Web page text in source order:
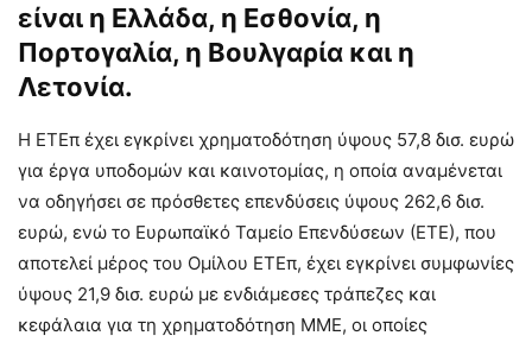
είναι η Ελλάδα, η Εσθονία, η
Πορτογαλία, η Βουλγαρία και η
Λετονία.
Η ΕΤΕπ έχει εγκρίνει χρηματοδότηση ύψους 57,8 δισ. ευρώ
για έργα υποδομών και καινοτομίας, η οποία αναμένεται
να οδηγήσει σε πρόσθετες επενδύσεις ύψους 262,6 δισ.
ευρώ, ενώ το Ευρωπαϊκό Ταμείο Επενδύσεων (ΕΤΕ), που
αποτελεί μέρος του Ομίλου ΕΤΕπ, έχει εγκρίνει συμφωνίες
ύψους 21,9 δισ. ευρώ με ενδιάμεσες τράπεζες και
κεφάλαια για τη χρηματοδότηση ΜΜΕ, οι οποίες